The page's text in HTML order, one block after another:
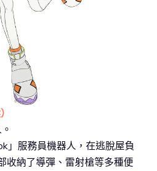
」服務員機器人，在逃脫屋負
收納了導彈、雷射槍等多種便